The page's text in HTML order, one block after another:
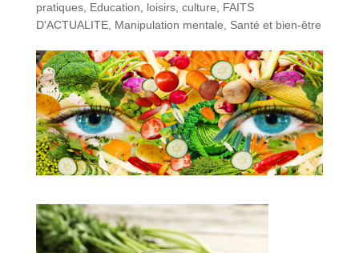
pratiques, Education, loisirs, culture
FAITS
D'ACTUALITE, Manipulation mentale Santé et bien-être